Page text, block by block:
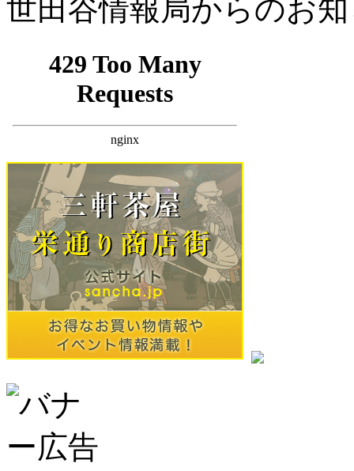
世田谷情報局からのお